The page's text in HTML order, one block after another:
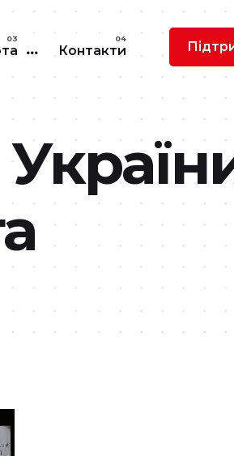
Контакти